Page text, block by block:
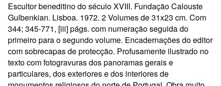
Escultor beneditino do século XVIII. Fundação Calouste
Gulbenkian. Lisboa. 1972. 2 Volumes de 31x23 cm. Com
344; 345-771, [iii] págs. com numeração seguida do
primeiro para o segundo volume. Encadernações do editor
com sobrecapas de protecção. Profusamente ilustrado no
texto com fotogravuras dos panoramas gerais e
particulares, dos exteriores e dos interiores de